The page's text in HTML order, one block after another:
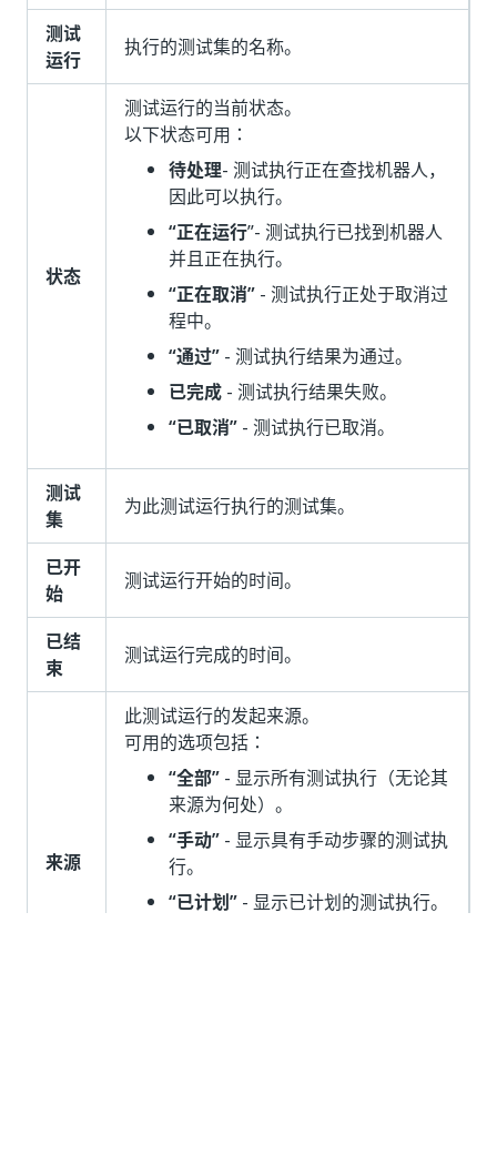
测试
运行
执行的测试集的名称。
状态
测试运行的当前状态。
以下状态可用：
待处理- 测试执行正在查找机器人，
因此可以执行。
“正在运行”- 测试执行已找到机器人
并且正在执行。
“正在取消” - 测试执行正处于取消过
程中。
“通过” - 测试执行结果为通过。
已完成 - 测试执行结果失败。
“已取消” - 测试执行已取消。
测试
集
为此测试运行执行的测试集。
已开
始
测试运行开始的时间。
已结
束
测试运行完成的时间。
来源
此测试运行的发起来源。
可用的选项包括：
“全部” - 显示所有测试执行（无论其
来源为何处）。
“手动” - 显示具有手动步骤的测试执
行。
“已计划” - 显示已计划的测试执行。